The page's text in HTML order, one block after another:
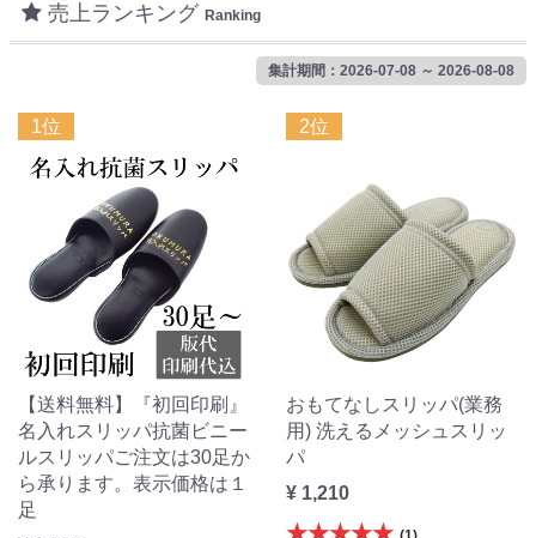
売上ランキング Ranking
集計期間：2026-07-08 ～ 2026-08-08
1位
【送料無料】『初回印刷』
名入れスリッパ抗菌ビニー
ルスリッパご注文は30足か
ら承ります。表示価格は１
足
2位
おもてなしスリッパ(業務
用) 洗えるメッシュスリッ
パ
¥ 1,210